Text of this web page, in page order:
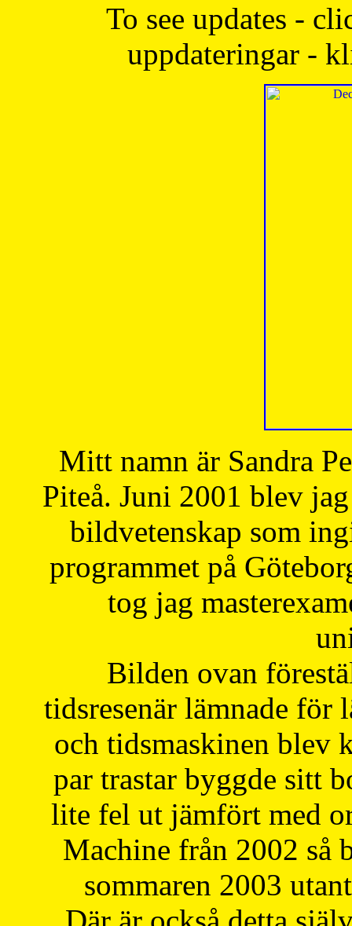
To see updates -
uppdateringar -
Mitt namn är Sandra
Piteå. Juni 2001 blev
bildvetenskap som
programmet på
tog jag
Bilden ovan
tidsresenär lämnade för
och tidsmaskinen blev
par trastar byggde sitt
lite fel ut jämfört med
Machine från 2002 så
sommaren 2003